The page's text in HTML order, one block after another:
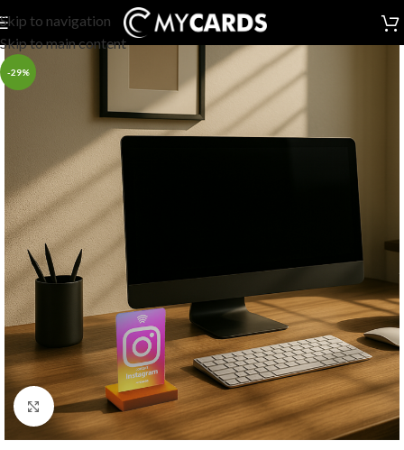
Skip to navigation
Skip to main content
-29%
Click to enlarge